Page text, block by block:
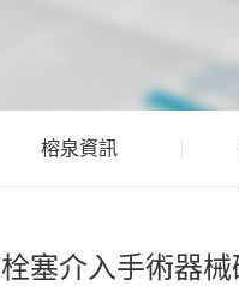
榕泉資訊
塞介入手術器